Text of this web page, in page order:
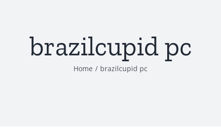
brazilcupid pc
Home brazilcupid pc